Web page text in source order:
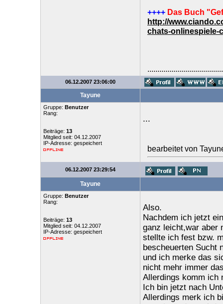
++++ Das Buch
http://
chats-onlinespiele-
06.12.2007 23:06:00
Tayune
Gruppe: Benutzer
Rang:
Beiträge: 13
Mitglied seit: 04.12.2007
IP-Adresse: gespeichert
...
bearbeitet von
06.12.2007 23:29:54
Tayune
Gruppe: Benutzer
Rang:
Beiträge: 13
Mitglied seit: 04.12.2007
IP-Adresse: gespeichert
Also.
Nachdem ich jetzt
ganz leicht,war aber
stellte ich fest bzw.
bescheuerten Sucht
und ich merke das
nicht mehr immer
Allerdings komm ich
Ich bin jetzt nach
Allerdings merk ich